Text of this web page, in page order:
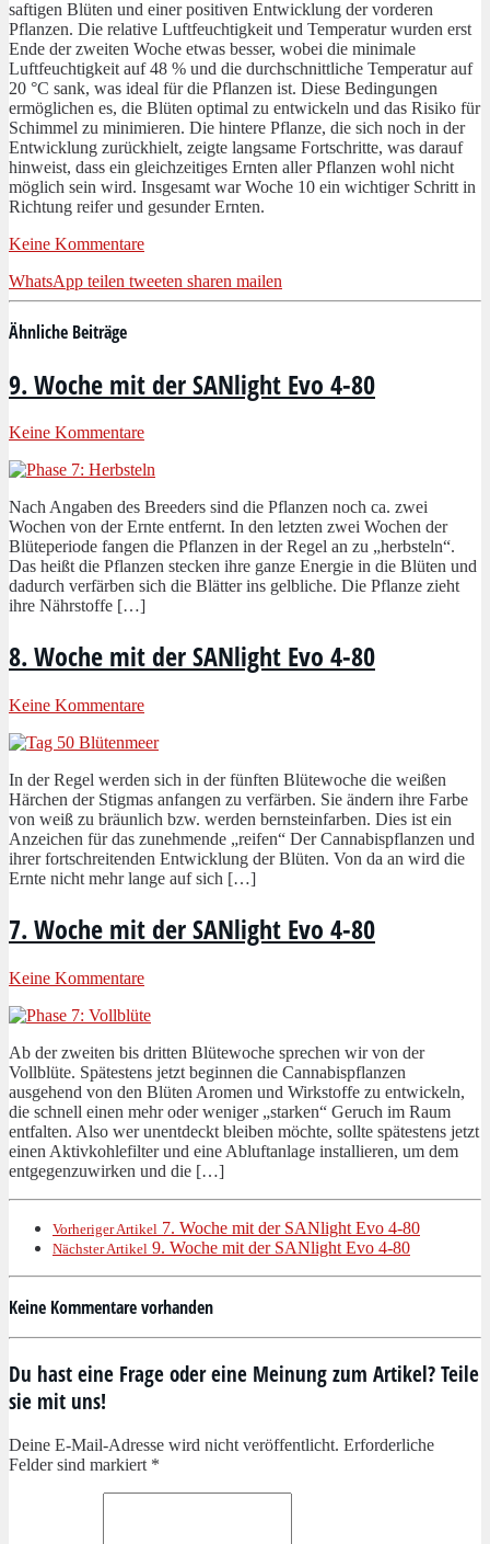
saftigen Blüten und einer positiven Entwicklung der vorderen
Pflanzen. Die relative Luftfeuchtigkeit und Temperatur wurden erst
Ende der zweiten Woche etwas besser, wobei die minimale
Luftfeuchtigkeit auf 48 % und die durchschnittliche Temperatur auf
20 °C sank, was ideal für die Pflanzen ist. Diese Bedingungen
ermöglichen es, die Blüten optimal zu entwickeln und das Risiko für
Schimmel zu minimieren. Die hintere Pflanze, die sich noch in der
Entwicklung zurückhielt, zeigte langsame Fortschritte, was darauf
hinweist, dass ein gleichzeitiges Ernten aller Pflanzen wohl nicht
möglich sein wird. Insgesamt war Woche 10 ein wichtiger Schritt in
Richtung reifer und gesunder Ernten.
Keine Kommentare
WhatsApp teilen tweeten sharen mailen
Ähnliche Beiträge
9. Woche mit der SANlight Evo 4-80
Keine Kommentare
Nach Angaben des Breeders sind die Pflanzen noch ca. zwei
Wochen von der Ernte entfernt. In den letzten zwei Wochen der
Blüteperiode fangen die Pflanzen in der Regel an zu „herbsteln“.
Das heißt die Pflanzen stecken ihre ganze Energie in die Blüten und
dadurch verfärben sich die Blätter ins gelbliche. Die Pflanze zieht
ihre Nährstoffe […]
8. Woche mit der SANlight Evo 4-80
Keine Kommentare
In der Regel werden sich in der fünften Blütewoche die weißen
Härchen der Stigmas anfangen zu verfärben. Sie ändern ihre Farbe
von weiß zu bräunlich bzw. werden bernsteinfarben. Dies ist ein
Anzeichen für das zunehmende „reifen“ Der Cannabispflanzen und
ihrer fortschreitenden Entwicklung der Blüten. Von da an wird die
Ernte nicht mehr lange auf sich […]
7. Woche mit der SANlight Evo 4-80
Keine Kommentare
Ab der zweiten bis dritten Blütewoche sprechen wir von der
Vollblüte. Spätestens jetzt beginnen die Cannabispflanzen
ausgehend von den Blüten Aromen und Wirkstoffe zu entwickeln,
die schnell einen mehr oder weniger „starken“ Geruch im Raum
entfalten. Also wer unentdeckt bleiben möchte, sollte spätestens jetzt
einen Aktivkohlefilter und eine Abluftanlage installieren, um dem
entgegenzuwirken und die […]
Vorheriger Artikel 7. Woche mit der SANlight Evo 4-80
Nächster Artikel 9. Woche mit der SANlight Evo 4-80
Keine Kommentare vorhanden
Du hast eine Frage oder eine Meinung zum Artikel? Teile
sie mit uns!
Deine E-Mail-Adresse wird nicht veröffentlicht. Erforderliche
Felder sind markiert *